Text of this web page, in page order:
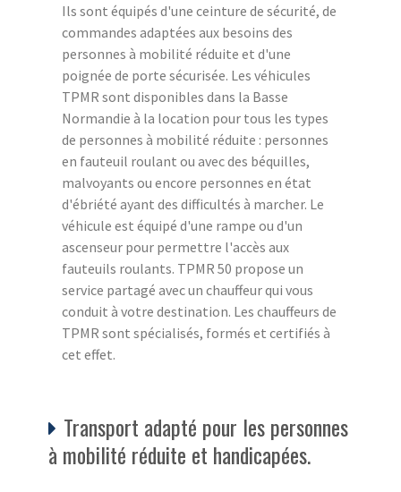
Ils sont équipés d'une ceinture de sécurité, de
commandes adaptées aux besoins des
personnes à mobilité réduite et d'une
poignée de porte sécurisée. Les véhicules
TPMR sont disponibles dans la Basse
Normandie à la location pour tous les types
de personnes à mobilité réduite : personnes
en fauteuil roulant ou avec des béquilles,
malvoyants ou encore personnes en état
d'ébriété ayant des difficultés à marcher. Le
véhicule est équipé d'une rampe ou d'un
ascenseur pour permettre l'accès aux
fauteuils roulants. TPMR 50 propose un
service partagé avec un chauffeur qui vous
conduit à votre destination. Les chauffeurs de
TPMR sont spécialisés, formés et certifiés à
cet effet.
Transport adapté pour les personnes
à mobilité réduite et handicapées.